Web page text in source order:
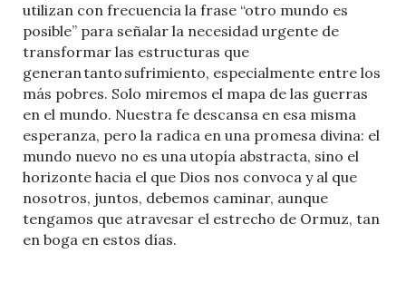
utilizan con frecuencia la frase “otro mundo es
posible” para señalar la necesidad urgente de
transformar las estructuras que
generan tanto sufrimiento, especialmente entre los
más pobres. Solo miremos el mapa de las guerras
en el mundo. Nuestra fe descansa en esa misma
esperanza, pero la radica en una promesa divina: el
mundo nuevo no es una utopía abstracta, sino el
horizonte hacia el que Dios nos convoca y al que
nosotros, juntos, debemos caminar, aunque
tengamos que atravesar el estrecho de Ormuz, tan
en boga en estos días.